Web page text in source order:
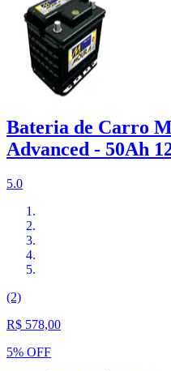
Bateria de Carro
Advanced - 50Ah
5.0
(2)
R$ 578,00
5% OFF